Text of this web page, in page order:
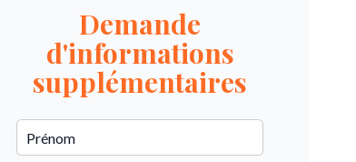
Demande
d'informations
supplémentaires